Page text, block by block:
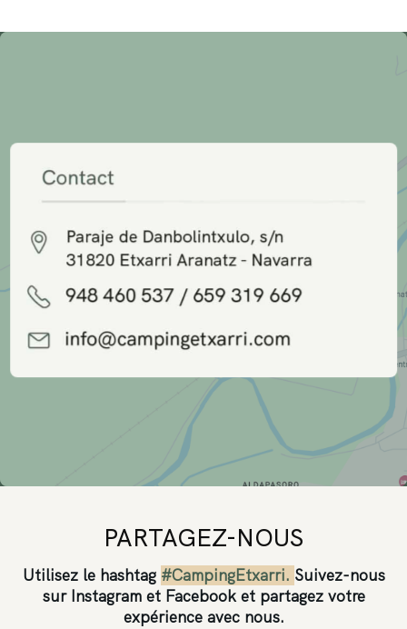
PARTAGEZ-NOUS
Utilisez le hashtag #CampingEtxarri. Suivez-nous
sur Instagram et Facebook et partagez votre
expérience avec nous.